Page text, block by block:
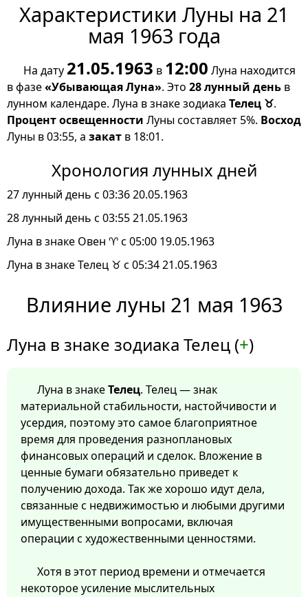
Характеристики Луны на 21
мая 1963 года
На дату 21.05.1963 в 12:00 Луна находится
в фазе«Убывающая Луна». Это 28 лунный день в
лунном календаре. Луна в знаке зодиака Телец ♉.
Процент освещенности Луны составляет 5%. Восход
Луны в 03:55, а закат в 18:01.
Хронология лунных дней
27 лунный день с 03:36 20.05.1963
28 лунный день с 03:55 21.05.1963
Луна в знаке Овен ♈ с 05:00 19.05.1963
Луна в знаке Телец ♉ с 05:34 21.05.1963
Влияние луны 21 мая 1963
Луна в знаке зодиака Телец (+)
Луна в знакеТелец. Телец — знак
материальной стабильности, настойчивости и
усердия, поэтому это самое благоприятное
время для проведения разноплановых
финансовых операций и сделок. Вложение в
ценные бумаги обязательно приведет к
получению дохода. Так же хорошо идут дела,
связанные с недвижимостью и любыми другими
имущественными вопросами, включая
операции с художественными ценностями.
Хотя в этот период времени и отмечается
некоторое усиление мыслительных